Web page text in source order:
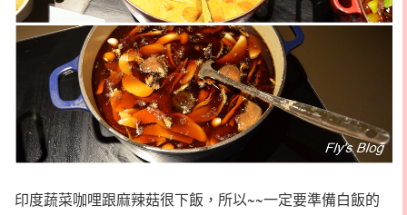
印度蔬菜咖哩跟麻辣菇很下飯，所以~~一定要準備白飯的